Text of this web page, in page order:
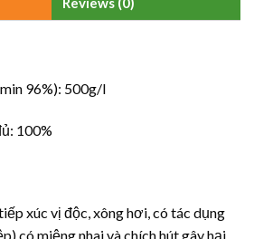
96%): 500g/l
100%
xúc vị độc, xông hơi, có tác dụng
có miệng nhai và chích hút gây hại